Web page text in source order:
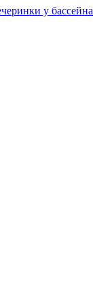
у бассейна